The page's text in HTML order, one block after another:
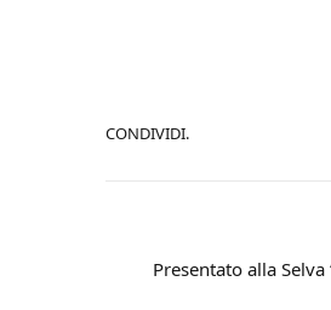
CONDIVIDI.
Presentato alla Selva